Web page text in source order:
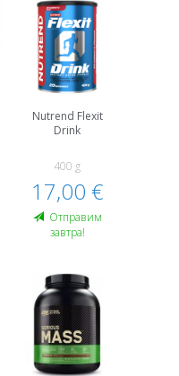
Nutrend Flexit
Drink
400 g
17,00 €
Oтправим
завтра!